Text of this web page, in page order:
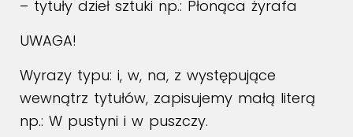
– tytuły dzieł sztuki np.: Płonąca żyrafa
UWAGA!
Wyrazy typu: i, w, na, z występujące
wewnątrz tytułów, zapisujemy małą literą
np.: W pustyni i w puszczy.